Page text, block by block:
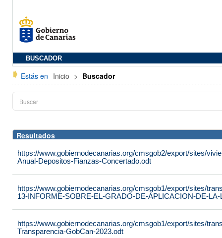
BUSCADOR
Estás en Inicio > Buscador
Resultados
https://www.gobiernodecanarias.org/cmsgob2/export/sites/
Anual-Depositos-Fianzas-Concertado.odt
https://www.gobiernodecanarias.org/cmsgob1/export/sites/
13-INFORME-SOBRE-EL-GRADO-DE-APLICACION-DE-LA-
https://www.gobiernodecanarias.org/cmsgob1/export/sites/
Transparencia-GobCan-2023.odt